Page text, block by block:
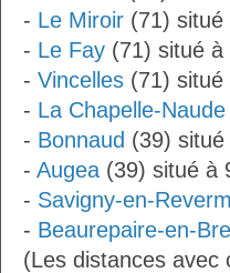
- Le Miroir (71)
- Le Fay (71) situé
- Vincelles (71)
- La Chapelle-Naude
- Bonnaud (39)
- Augea (39) situé à
- Savigny-en-
- Beaurepaire-en-
(Les distances avec